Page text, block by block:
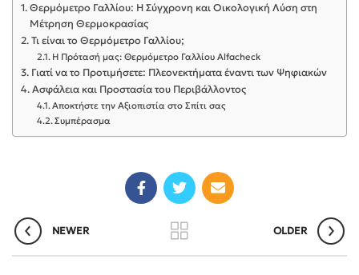
μέτρηση με την ασφάλεια του
Galinstan.
Εγγύηση:
2 έτη εγγύηση
ποιότητας.
Υγιεινή:Απολυμαίνεται εύκολα
με οινόπνευμα ή σαπουνόνερο.
Πλήρες σετ: Περιλαμβάνει θήκη
Θερμόμετρο Γαλλίου: Η Σύγχρονη και Οικολογική Λύση στη
Μέτρηση Θερμοκρασίας
Τι είναι το Θερμόμετρο Γαλλίου;
Η Πρότασή μας: Θερμόμετρο Γαλλίου Alfacheck
Γιατί να το Προτιμήσετε: Πλεονεκτήματα έναντι των Ψηφιακών
Ασφάλεια και Προστασία του Περιβάλλοντος
Αποκτήστε την Αξιοπιστία στο Σπίτι σας
Συμπέρασμα
NEWER OLDER